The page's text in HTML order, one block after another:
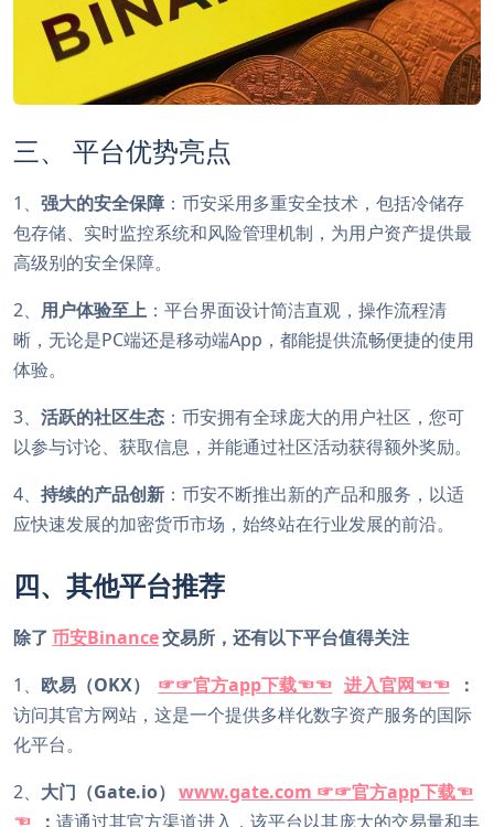
三、 平台优势亮点
1、 强大的安全保障 ：币安采用多重安全技术，包括冷储存
包存储、实时监控系统和风险管理机制，为用户资产提供最
高级别的安全保障。
2、 用户体验至上 ：平台界面设计简洁直观，操作流程清
晰，无论是PC端还是移动端App，都能提供流畅便捷的使用
体验。
3、 活跃的社区生态 ：币安拥有全球庞大的用户社区，您可
以参与讨论、获取信息，并能通过社区活动获得额外奖励。
4、 持续的产品创新 ：币安不断推出新的产品和服务，以适
应快速发展的加密货币市场，始终站在行业发展的前沿。
四、其他平台推荐
除了币安Binance交易所，还有以下平台值得关注
1、 欧易（OKX） ☞☞官方app下载☜☜ 进入官网☜☜
：
访问其官方网站，这是一个提供多样化数字资产服务的国际
化平台。
2、 大门（Gate.io） www.gate.com ☞☞官方app下载☜
☜
：请通过其官方渠道进入，该平台以其庞大的交易量和丰